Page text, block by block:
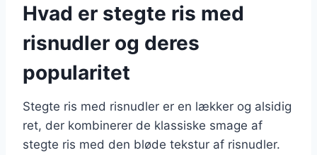
Hvad er stegte ris med
risnudler og deres
popularitet
Stegte ris med risnudler er en lækker og alsidig
ret, der kombinerer de klassiske smage af
stegte ris med den bløde tekstur af risnudler.